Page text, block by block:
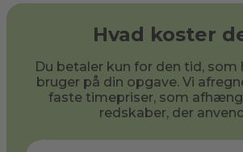
Hvad koster
Du betaler kun for den tid, som
bruger på din opgave. Vi
faste timepriser, som
redskaber, der